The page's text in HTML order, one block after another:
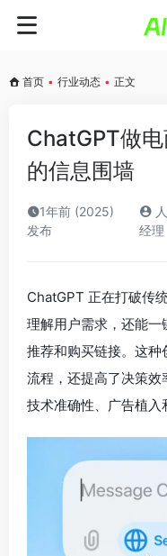
首页 • 行业动态 • 正文
ChatGPT做
的信息围墙
1年前 (2025)
发布
经理
ChatGPT 正在打破传
理解用户需求，还能
推荐和购买链接。这
流程，还提高了决策
技术准确性、广告植入